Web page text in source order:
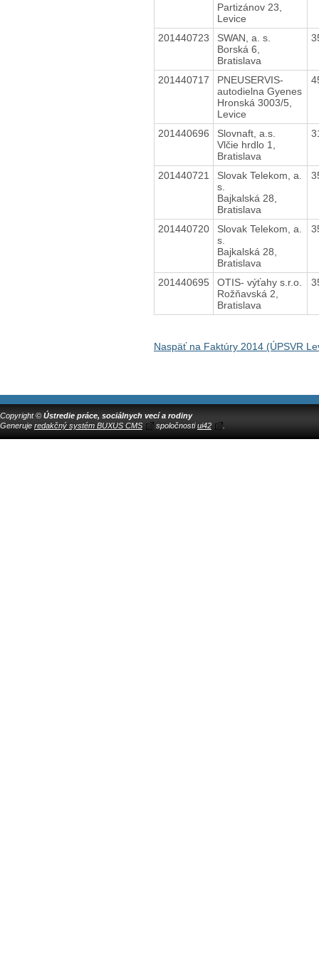
Partizánov 23,
Levice
201440723
SWAN, a. s.
Borská 6,
Bratislava
201440717
PNEUSERVIS-
autodielna Gyenes
Hronská 3003/5,
Levice
201440696
Slovnaft, a.s.
Vlčie hrdlo 1,
Bratislava
201440721
Slovak Telekom, a.
s.
Bajkalská 28,
Bratislava
201440720
Slovak Telekom, a.
s.
Bajkalská 28,
Bratislava
201440695
OTIS- výťahy s.r.o.
Rožňavská 2,
Bratislava
Naspäť na Faktúry 2014 (ÚPSVR
Copyright © Ústredie práce, sociálnych vecí a rodiny
Generuje redakčný systém BUXUS CMS spoločnostiui42